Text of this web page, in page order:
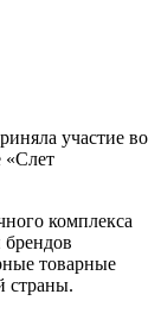
участие во
«Слет
комплекса
товарные
страны.